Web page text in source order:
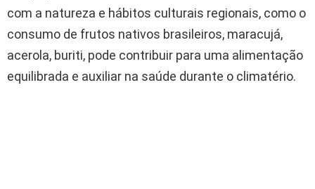
com a natureza e hábitos culturais regionais, como o
consumo de frutos nativos brasileiros, maracujá,
acerola, buriti, pode contribuir para uma alimentação
equilibrada e auxiliar na saúde durante o climatério.